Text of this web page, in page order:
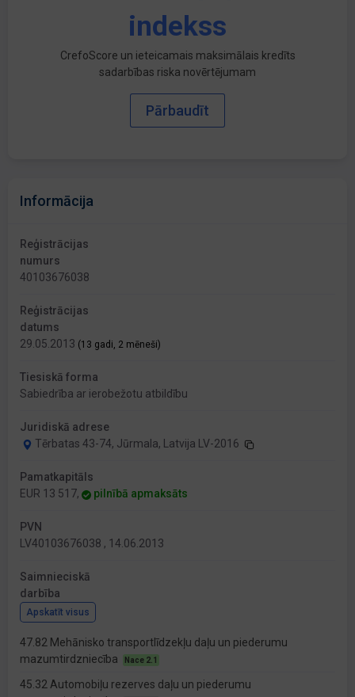
indekss
CrefoScore un ieteicamais maksimālais kredīts
sadarbības riska novērtējumam
Pārbaudīt
Informācija
Reģistrācijas
numurs
40103676038
Reģistrācijas
datums
29.05.2013 (13 gadi, 2 mēneši)
Tiesiskā forma
Sabiedrība ar ierobežotu atbildību
Juridiskā adrese
Tērbatas 43-74, Jūrmala, Latvija LV-2016
Pamatkapitāls
EUR 13 517,
pilnībā apmaksāts
PVN
LV40103676038 , 14.06.2013
Saimnieciskā
darbība
Apskatīt visus
47.82 Mehānisko transportlīdzekļu daļu un piederumu
mazumtirdzniecība
Nace 2.1
45.32 Automobiļu rezerves daļu un piederumu